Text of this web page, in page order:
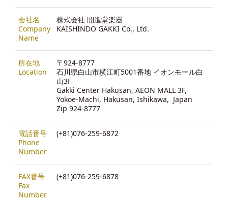
会社名
Company
Name
株式会社 開進堂楽器
KAISHINDO GAKKI Co., Ltd.
所在地
Location
〒924-8777
石川県白山市横江町5001番地 イオンモール白
山3F
Gakki Center Hakusan, AEON MALL 3F,
Yokoe-Machi, Hakusan, Ishikawa, Japan
Zip 924-8777
電話番号
Phone
Number
(+81)076-259-6872
FAX番号
Fax
Number
(+81)076-259-6878